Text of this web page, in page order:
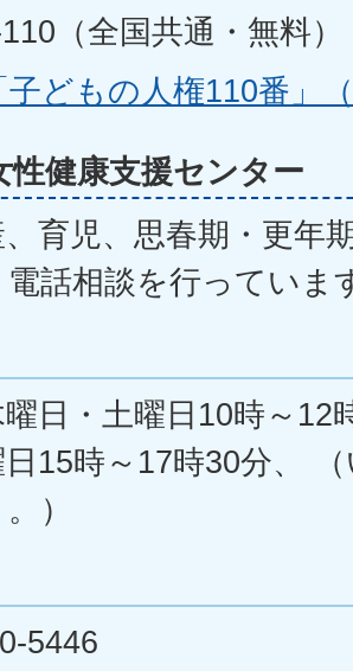
（全国共通・無料）
子どもの人権110番」
性健康支援センター
育児、思春期・更年
話相談を行っていま
曜日・土曜日10時～12
15時～17時30分、
）
5446